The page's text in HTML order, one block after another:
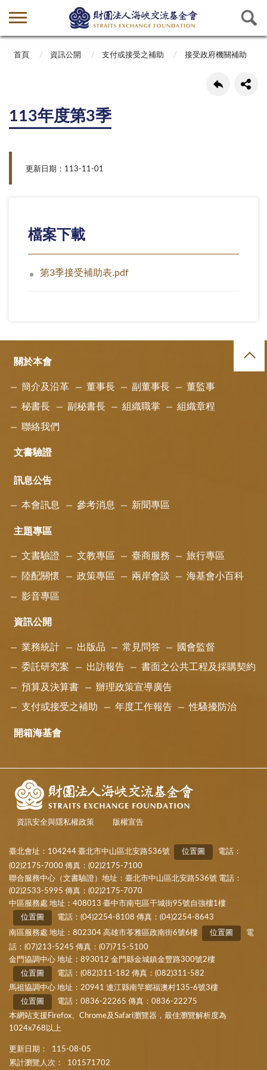
首頁 資訊公開 支付或接受之補助 接受政府機關補助
113年度第3季
更新日期：113-11-01
檔案下載
第3季接受補助表.pdf
關於本會
簡介及沿革 董事長 副董事長 董監事
秘書長 副秘書長 組織職掌 組織章程
聯絡我們
文書驗證
訊息公告
本會訊息 參考消息 新聞專區
主題專區
文書驗證 文教專區 臺商服務 旅行專區
陸配關懷 政策專區 兩岸會談 海基會小百科
影音專區
資訊公開
業務統計 出版品 常見問答 國會監督
委託研究案 出訪報告 書面之公共工程及採購契約
預算及決算書 辦理政策宣導廣告
支付或接受之補助 年度工作報告 性騷擾防治
開箱海基會
資訊安全與隱私權政策 版權宣告
臺北會址：104244 臺北市中山區北安路536號 位置圖
電話：
(02)2175-7000 傳真：(02)2175-7100
聯合服務中心（文書驗證）地址：臺北市中山區北安路536號 電話：
(02)2533-5995 傳真：(02)2175-7070
中區服務處 地址：408013 臺中市南屯區干城街95號自強樓1樓
位置圖
電話：(04)2254-8108 傳真：(04)2254-8643
南區服務處 地址：802304 高雄市苓雅區政南街6號6樓
位置圖
電
話：(07)213-5245 傳真：(07)715-5100
金門協調中心 地址：893012 金門縣金城鎮金豐路300號2樓
位置圖
電話：(082)311-182 傳真：(082)311-582
馬祖協調中心 地址：20941 連江縣南竿鄉福澳村135-6號3樓
位置圖
電話：0836-22265 傳真：0836-22275
本網站支援Firefox、Chrome及Safari瀏覽器，最佳瀏覽解析度為
1024x768以上
更新日期：
115-08-05
累計瀏覽人次：
101571702